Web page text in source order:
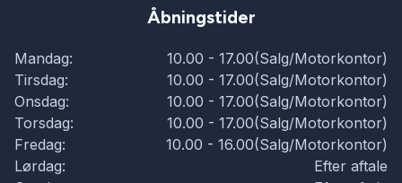
Åbningstider
Mandag:
10.00 - 17.00(Salg/Motorkontor)
Tirsdag:
10.00 - 17.00(Salg/Motorkontor)
Onsdag:
10.00 - 17.00(Salg/Motorkontor)
Torsdag:
10.00 - 17.00(Salg/Motorkontor)
Fredag:
10.00 - 16.00(Salg/Motorkontor)
Lørdag:
Efter aftale